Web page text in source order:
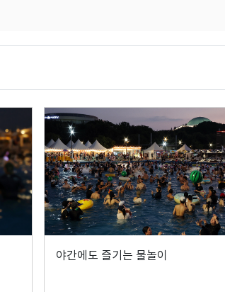
야간에도 즐기는 물놀이